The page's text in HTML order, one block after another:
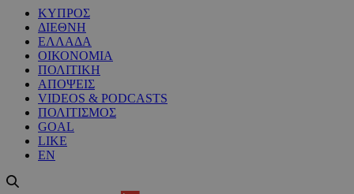
ΚΥΠΡΟΣ
ΔΙΕΘΝΗ
ΕΛΛΑΔΑ
ΟΙΚΟΝΟΜΙΑ
ΠΟΛΙΤΙΚΗ
ΑΠΟΨΕΙΣ
VIDEOS & PODCASTS
ΠΟΛΙΤΙΣΜΟΣ
GOAL
LIKE
EN